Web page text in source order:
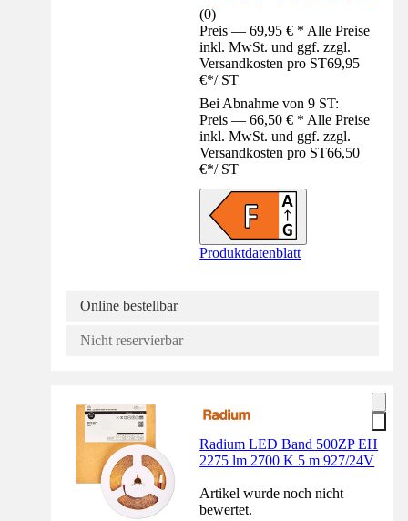
(0)
Preis — 69,95 € * Alle Preise
inkl. MwSt. und ggf. zzgl.
Versandkosten pro ST69,95
€*/ ST
Bei Abnahme von 9 ST:
Preis — 66,50 € * Alle Preise
inkl. MwSt. und ggf. zzgl.
Versandkosten pro ST66,50
€*/ ST
Produktdatenblatt
Online bestellbar
Nicht reservierbar
Radium LED Band 500ZP EH
2275 lm 2700 K 5 m 927/24V
Artikel wurde noch nicht
bewertet.